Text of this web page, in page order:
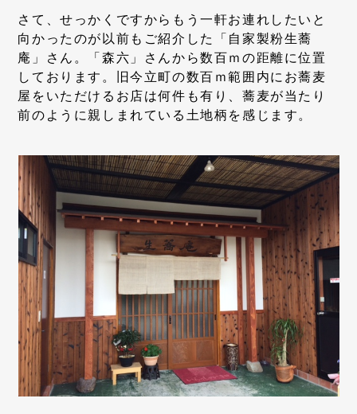
さて、せっかくですからもう一軒お連れしたいと
向かったのが以前もご紹介した「自家製粉生蕎
庵」さん。「森六」さんから数百ｍの距離に位置
しております。旧今立町の数百ｍ範囲内にお蕎麦
屋をいただけるお店は何件も有り、蕎麦が当たり
前のように親しまれている土地柄を感じます。